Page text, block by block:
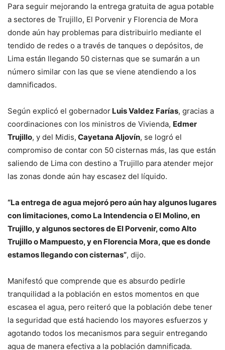
Para seguir mejorando la entrega gratuita de agua potable
a sectores de Trujillo, El Porvenir y Florencia de Mora
donde aún hay problemas para distribuirlo mediante el
tendido de redes o a través de tanques o depósitos, de
Lima están llegando 50 cisternas que se sumarán a un
número similar con las que se viene atendiendo a los
damnificados.
Según explicó el gobernador Luis Valdez Farías, gracias a
coordinaciones con los ministros de Vivienda, Edmer
Trujillo, y del Midis, Cayetana Aljovín, se logró el
compromiso de contar con 50 cisternas más, las que están
saliendo de Lima con destino a Trujillo para atender mejor
las zonas donde aún hay escasez del líquido.
“La entrega de agua mejoró pero aún hay algunos lugares
con limitaciones, como La Intendencia o El Molino, en
Trujillo, y algunos sectores de El Porvenir, como Alto
Trujillo o Mampuesto, y en Florencia Mora, que es donde
estamos llegando con cisternas”, dijo.
Manifestó que comprende que es absurdo pedirle
tranquilidad a la población en estos momentos en que
escasea el agua, pero reiteró que la población debe tener
la seguridad que está haciendo los mayores esfuerzos y
agotando todos los mecanismos para seguir entregando
agua de manera efectiva a la población damnificada.